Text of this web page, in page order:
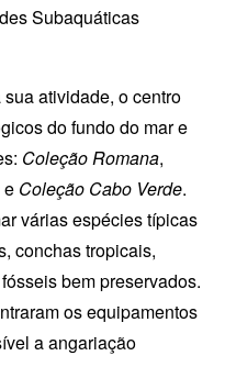
Subaquáticas
atividade, o centro
do fundo do mar e
Coleção Romana,
e Coleção Cabo Verde.
várias espécies típicas
conchas tropicais,
bem preservados.
os equipamentos
a angariação